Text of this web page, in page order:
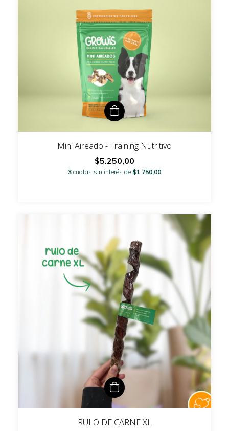
Mini Aireado - Training Nutritivo
$5.250,00
3 cuotas sin interés de $1.750,00
RULO DE CARNE XL